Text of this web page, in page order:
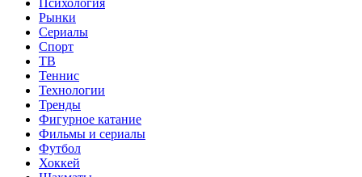
Рынки
Сериалы
Спорт
ТВ
Теннис
Технологии
Тренды
Фигурное катание
Фильмы и сериалы
Футбол
Хоккей